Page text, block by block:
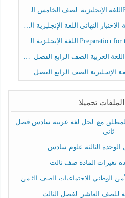
اللغة الإنجليزية الصف الرابع الفصل الثالث
العربية الصف الرابع الفصل الثالث
الصف الرابع الفصل الثالث
الملفات تحميلا
مع الحل لغة عربية سادس فصل
ثاني
الثالثة علوم سادس
تغيرات المادة صف ثالث
الوطني الاجتماعيات الصف الثامن
للصف العاشر الفصل الثالث